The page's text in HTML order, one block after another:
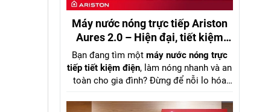
Máy nước nóng trực tiếp Ariston
Aures 2.0 – Hiện đại, tiết kiệm
điện, đáng mua nhất 2026
Bạn đang tìm một máy nước nóng trực
tiếp tiết kiệm điện, làm nóng nhanh và an
toàn cho gia đình? Đừng để nỗi lo hóa
lúc nâng cấp trải nghiệm phòng tắm với